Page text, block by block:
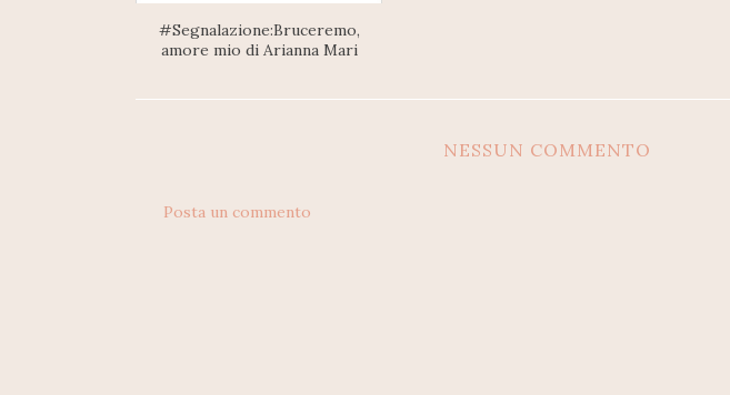
#Segnalazione:Bruceremo,
amore mio di Arianna Mari
NESSUN COMMENTO
Posta un commento